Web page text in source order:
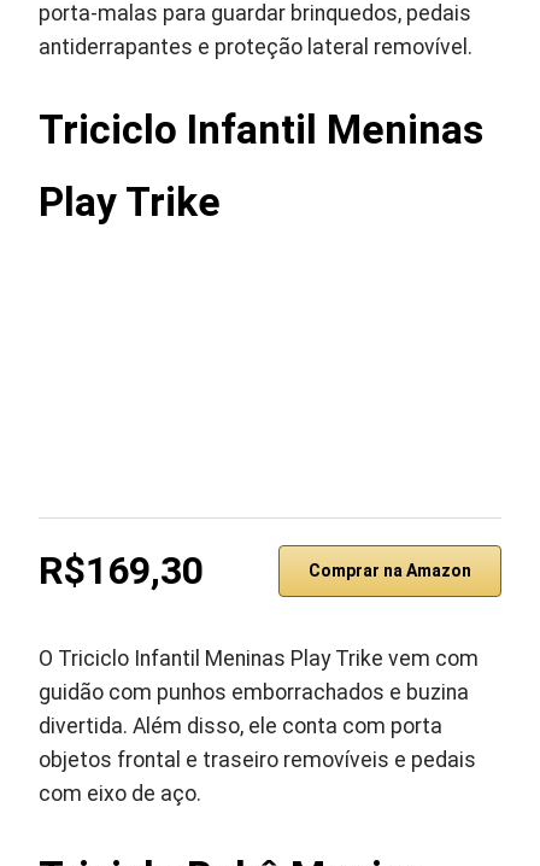
porta-malas para guardar brinquedos, pedais
antiderrapantes e proteção lateral removível.
Triciclo Infantil Meninas
Play Trike
R$169,30 Comprar na Amazon
O Triciclo Infantil Meninas Play Trike vem com
guidão com punhos emborrachados e buzina
divertida. Além disso, ele conta com porta
objetos frontal e traseiro removíveis e pedais
com eixo de aço.